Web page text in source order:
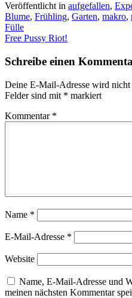
Veröffentlicht in aufgefallen,
Blume, Frühling, Garten, makro,
Beitragsnavigation
Fülle
Free Pussy Riot!
Schreibe einen
Deine E-Mail-Adresse wird
Felder sind mit * markiert
Kommentar *
Name *
E-Mail-Adresse *
Website
Name, E-Mail-Adresse und
meinen nächsten Kommentar